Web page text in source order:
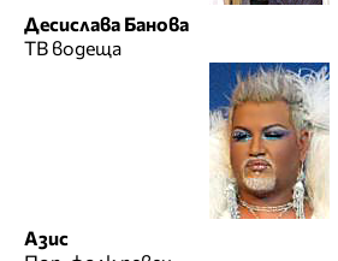
Десислава Банова
ТВ водеща
Азис